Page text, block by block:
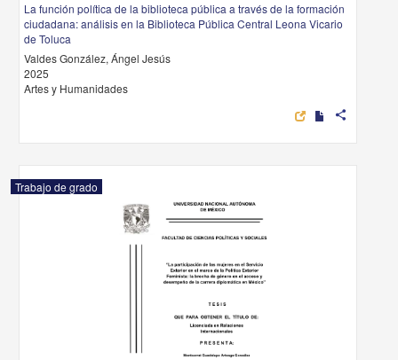
La función política de la biblioteca pública a través de la formación
ciudadana: análisis en la Biblioteca Pública Central Leona Vicario
de Toluca
Valdes González, Ángel Jesús
2025
Artes y Humanidades
share
Trabajo de grado